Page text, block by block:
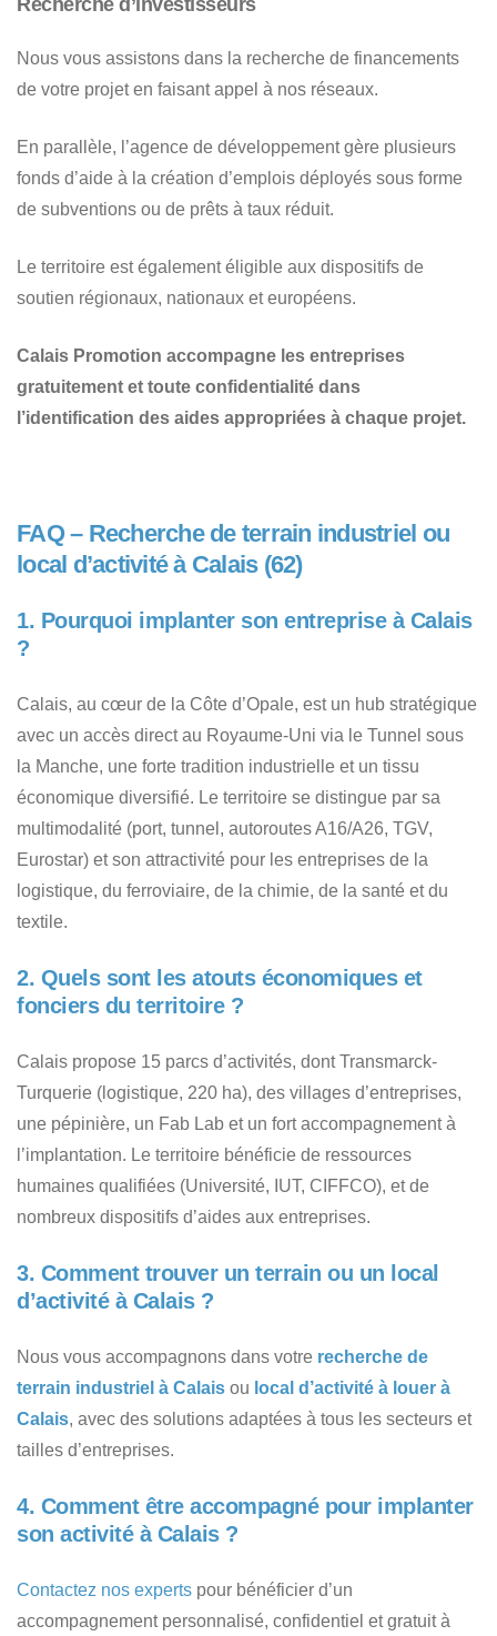
Nous vous assistons dans la recherche de financements
de votre projet en faisant appel à nos réseaux.
En parallèle, l’agence de développement gère plusieurs
fonds d’aide à la création d’emplois déployés sous forme
de subventions ou de prêts à taux réduit.
Le territoire est également éligible aux dispositifs de
soutien régionaux, nationaux et européens.
Calais Promotion accompagne les entreprises
gratuitement et toute confidentialité dans
l’identification des aides appropriées à chaque projet.
FAQ – Recherche de terrain industriel ou
local d’activité à Calais (62)
1. Pourquoi implanter son entreprise à Calais
?
Calais, au cœur de la Côte d’Opale, est un hub stratégique
avec un accès direct au Royaume-Uni via le Tunnel sous
la Manche, une forte tradition industrielle et un tissu
économique diversifié. Le territoire se distingue par sa
multimodalité (port, tunnel, autoroutes A16/A26, TGV,
Eurostar) et son attractivité pour les entreprises de la
logistique, du ferroviaire, de la chimie, de la santé et du
textile.
2. Quels sont les atouts économiques et
fonciers du territoire ?
Calais propose 15 parcs d’activités, dont Transmarck-
Turquerie (logistique, 220 ha), des villages d’entreprises,
une pépinière, un Fab Lab et un fort accompagnement à
l’implantation. Le territoire bénéficie de ressources
humaines qualifiées (Université, IUT, CIFFCO), et de
nombreux dispositifs d’aides aux entreprises.
3. Comment trouver un terrain ou un local
d’activité à Calais ?
Nous vous accompagnons dans votre recherche de
terrain industriel à Calais ou local d’activité à louer à
Calais, avec des solutions adaptées à tous les secteurs et
tailles d’entreprises.
4. Comment être accompagné pour implanter
son activité à Calais ?
Contactez nos experts pour bénéficier d’un
accompagnement personnalisé, confidentiel et gratuit à